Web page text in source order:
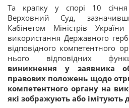
Та крапку у спорі 10
Верховний Суд,
Кабінетом Міністрів
використання Державного
відповідного компетентного
нього відповідних
виникнення у заявника
правових положень щодо
компетентного органу на
які зображують або імітують